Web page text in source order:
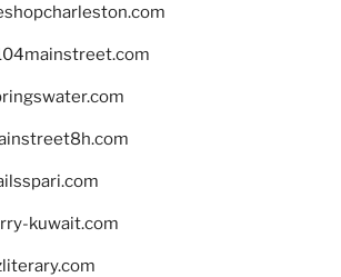
kuwait.com